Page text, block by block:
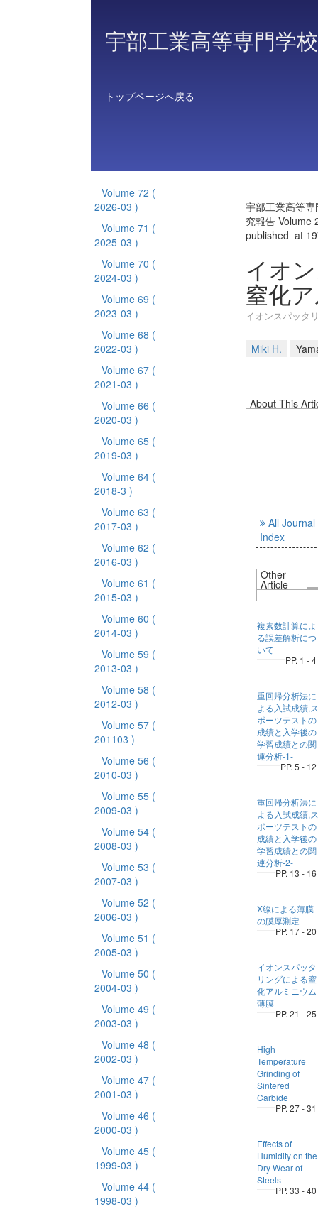
宇部工業高等専門学
トップページへ戻る
Volume 72 (
2026-03 )
Volume 71 (
2025-03 )
Volume 70 (
2024-03 )
Volume 69 (
2023-03 )
Volume 68 (
2022-03 )
Volume 67 (
2021-03 )
Volume 66 (
2020-03 )
Volume 65 (
2019-03 )
Volume 64 (
2018-3 )
Volume 63 (
2017-03 )
Volume 62 (
2016-03 )
Volume 61 (
2015-03 )
Volume 60 (
2014-03 )
Volume 59 (
2013-03 )
Volume 58 (
2012-03 )
Volume 57 (
201103 )
Volume 56 (
2010-03 )
Volume 55 (
2009-03 )
Volume 54 (
2008-03 )
Volume 53 (
2007-03 )
Volume 52 (
2006-03 )
Volume 51 (
2005-03 )
Volume 50 (
2004-03 )
Volume 49 (
2003-03 )
Volume 48 (
2002-03 )
Volume 47 (
2001-03 )
Volume 46 (
2000-03 )
Volume 45 (
1999-03 )
Volume 44 (
1998-03 )
宇部工業高等
究報告 Volume
published_at
イオ
窒化
イオンスパッタ
Miki H.
About This
All Journal
Index
Other
Article
複素数計算によ
る誤差解析につ
いて
PP. 1 - 4
重回帰分析法に
よる入試成績,ス
ポーツテストの
成績と入学後の
学習成績との関
連分析-1-
PP. 5 - 12
重回帰分析法に
よる入試成績,ス
ポーツテストの
成績と入学後の
学習成績との関
連分析-2-
PP. 13 - 16
X線による薄膜
の膜厚測定
PP. 17 - 20
イオンスパッタ
リングによる窒
化アルミニウム
薄膜
PP. 21 - 25
High
Temperature
Grinding of
Sintered
Carbide
PP. 27 - 31
Effects of
Humidity on the
Dry Wear of
Steels
PP. 33 - 40